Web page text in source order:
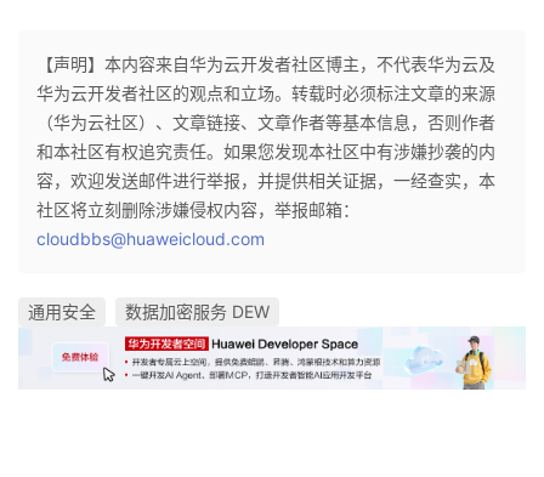
【声明】本内容来自华为云开发者社区博主，不代表华为云及
华为云开发者社区的观点和立场。转载时必须标注文章的来源
（华为云社区）、文章链接、文章作者等基本信息，否则作者
和本社区有权追究责任。如果您发现本社区中有涉嫌抄袭的内
容，欢迎发送邮件进行举报，并提供相关证据，一经查实，本
社区将立刻删除涉嫌侵权内容，举报邮箱：
cloudbbs@huaweicloud.com
通用安全 数据加密服务 DEW